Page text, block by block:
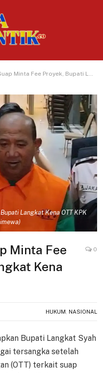
Fee Proyek, Bupati Langkat Kena OTT KPK
Langkat Kena OTT KPK
Minta Fee
Kena
0
HUKUM NASIONAL
Bupati Langkat Syah
tersangka setelah
(OTT) terkait suap